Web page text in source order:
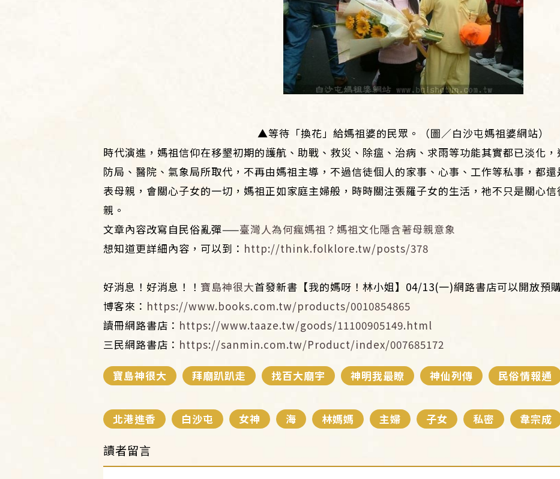
▲等待「換花」給媽祖婆的民眾。（圖／白沙屯媽祖婆網站）
時代演進，媽祖信仰在移墾初期的護航、助戰、救災、除瘟、治病、求雨等功能其實都已淡化
防局、醫院、氣象局所取代，不再由媽祖主導，不過信徒個人的家事、心事、工作等私事，都
表母親，會關心子女的一切，媽祖正如家庭主婦般，時時關注張羅子女的生活，祂不只是關心
親。
文章內容改寫自民俗亂彈——臺灣人為何瘋媽祖？媽祖文化隱含著母親意象
想知道更詳細內容，可以到： http://think.folklore.tw/posts/378
好消息！好消息！！ 寶島神很大首發新書【我的媽呀！林小姐】04/13(一)網路書店可以開放預
博客來： https://www.books.com.tw/products/0010854865
讀冊網路書店： https://www.taaze.tw/goods/11100905149.html
三民網路書店： https://sanmin.com.tw/Product/index/007685172
寶島神很大 拜廟趴趴走 找百大廟宇 神明我最瞭 神仙列傳 民俗情報通
北港進香 白沙屯 女神 海 林媽媽 主婦 子女 私密 韋宗成
讀者留言